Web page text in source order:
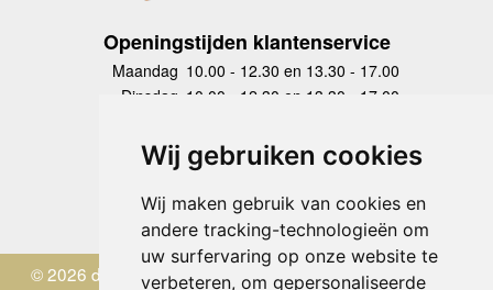
Wij gebruiken cookies
Wij maken gebruik van cookies en
andere tracking-technologieën om
uw surfervaring op onze website te
verbeteren, om gepersonaliseerde
Openingstijden klantenservice
Maandag 10.00 - 12.30 en 13.30 - 17.00
Dinsdag 10.00 - 12.30 en 13.30 - 17.00
Donderdag
10.00 - 12.30 en 13.30 - 17.00
Vrijdag 10.00 - 12.30 en 13.30 - 17.00
Zaterdag
gesloten
Zondag gesloten
© 2026 de Zwerver